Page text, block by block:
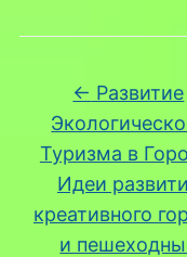
← Развитие
Туризма в
Идеи
креативного
и